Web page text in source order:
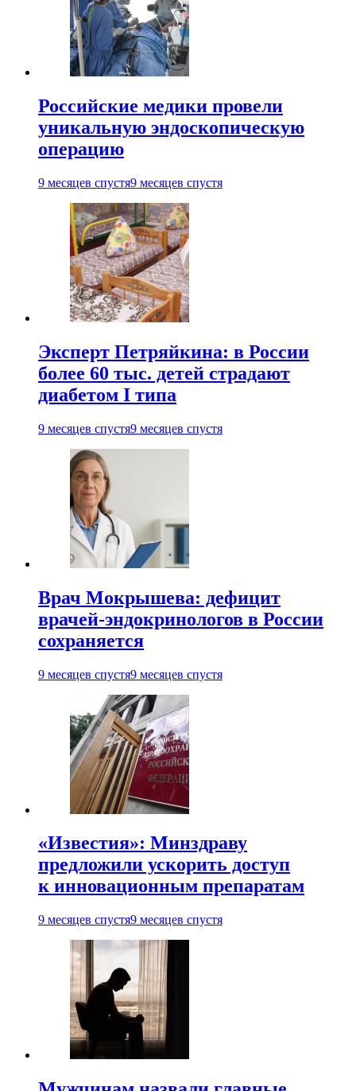
Российские медики провели
уникальную эндоскопическую
операцию
9 месяцев спустя9 месяцев спустя
Эксперт Петряйкина: в России
более 60 тыс. детей страдают
диабетом I типа
9 месяцев спустя9 месяцев спустя
Врач Мокрышева: дефицит
врачей-эндокринологов в России
сохраняется
9 месяцев спустя9 месяцев спустя
«Известия»: Минздраву
предложили ускорить доступ
к инновационным препаратам
9 месяцев спустя9 месяцев спустя